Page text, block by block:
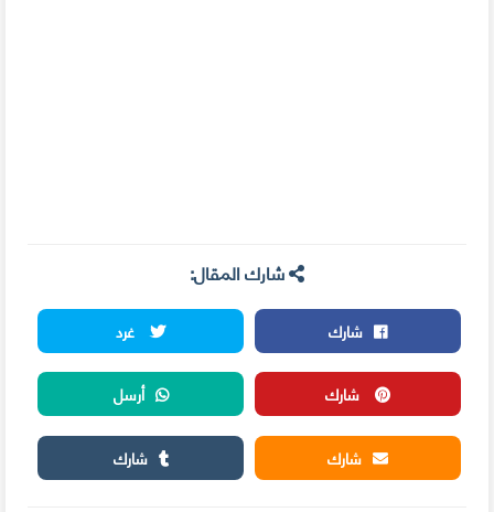
شارك المقال:
شارك
غرد
شارك
أرسل
شارك
شارك